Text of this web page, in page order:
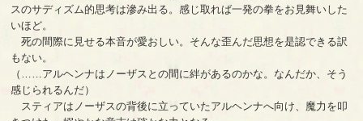
スのサディズム的思考は滲み出る。感じ取れば一発の拳をお見舞いした
いほど。
死の間際に見せる本音が愛おしい。そんな歪んだ思想を是認できる訳
もない。
（……アルヘンナはノーザスとの間に絆があるのかな。なんだか、そう
感じられるんだ）
スティアはノーザスの背後に立っていたアルヘンナへ向け、魔力を叩